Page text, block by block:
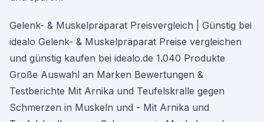
Gelenk- & Muskelpräparat Preisvergleich | Günstig bei
idealo Gelenk- & Muskelpräparat Preise vergleichen
und günstig kaufen bei idealo.de 1.040 Produkte
Große Auswahl an Marken Bewertungen &
Testberichte Mit Arnika und Teufelskralle gegen
Schmerzen in Muskeln und - Mit Arnika und